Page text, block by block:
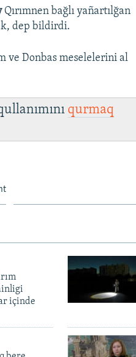
Qırımnen bağlı yañartılğan
dep bildirdi.
ve Donbas meselelerini al
qurmaq
içinde